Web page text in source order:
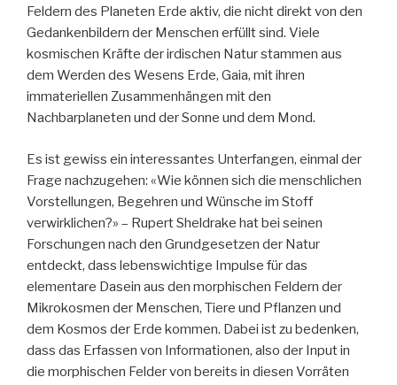
Feldern des Planeten Erde aktiv, die nicht direkt von den
Gedankenbildern der Menschen erfüllt sind. Viele
kosmischen Kräfte der irdischen Natur stammen aus
dem Werden des Wesens Erde, Gaia, mit ihren
immateriellen Zusammenhängen mit den
Nachbarplaneten und der Sonne und dem Mond.
Es ist gewiss ein interessantes Unterfangen, einmal der
Frage nachzugehen: «Wie können sich die menschlichen
Vorstellungen, Begehren und Wünsche im Stoff
verwirklichen?» – Rupert Sheldrake hat bei seinen
Forschungen nach den Grundgesetzen der Natur
entdeckt, dass lebenswichtige Impulse für das
elementare Dasein aus den morphischen Feldern der
Mikrokosmen der Menschen, Tiere und Pflanzen und
dem Kosmos der Erde kommen. Dabei ist zu bedenken,
dass das Erfassen von Informationen, also der Input in
die morphischen Felder von bereits in diesen Vorräten